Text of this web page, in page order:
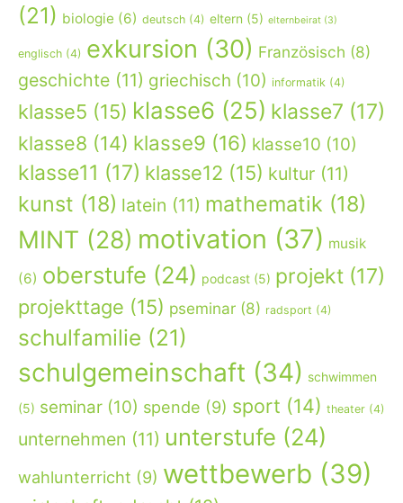
(21) biologie (6) deutsch (4) eltern (5) elternbeirat (3)
englisch (4) exkursion (30) Französisch (8)
geschichte (11) griechisch (10) informatik (4)
klasse5 (15) klasse6 (25) klasse7 (17)
klasse8 (14) klasse9 (16) klasse10 (10)
klasse11 (17) klasse12 (15) kultur (11)
kunst (18) latein (11) mathematik (18)
MINT (28) motivation (37) musik
(6) oberstufe (24) podcast (5) projekt (17)
projekttage (15) pseminar (8) radsport (4)
schulfamilie (21)
schulgemeinschaft (34) schwimmen
(5) seminar (10) spende (9) sport (14) theater (4)
unternehmen (11) unterstufe (24)
wahlunterricht (9) wettbewerb (39)